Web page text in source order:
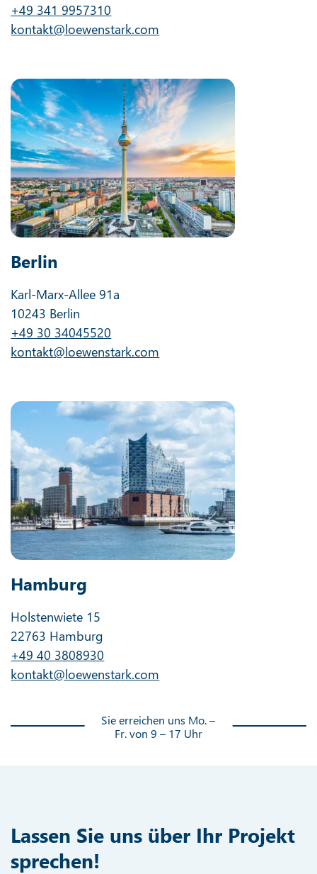
+49 341 9957310
kontakt@loewenstark.com
Berlin
Karl-Marx-Allee 91a
10243 Berlin
+49 30 34045520
kontakt@loewenstark.com
Hamburg
Holstenwiete 15
22763 Hamburg
+49 40 3808930
kontakt@loewenstark.com
Sie erreichen uns Mo. –
Fr. von 9 – 17 Uhr
Lassen Sie uns über Ihr Projekt
sprechen!